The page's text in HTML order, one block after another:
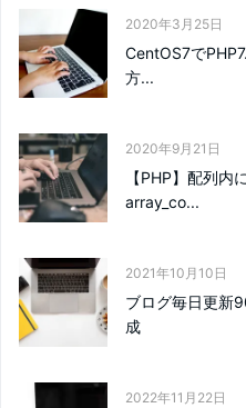
2020年3月25日
CentOS7で
方...
2020年9月21日
【PHP】配列内
array_co...
2021年10月10日
ブログ毎日更新
成
2022年11月22日